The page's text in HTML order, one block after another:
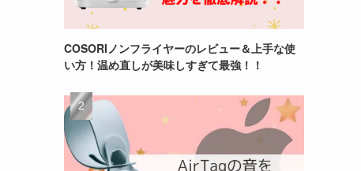
COSORIノンフライヤーのレビュー＆上手な使
い方！温め直しが美味しすぎて最強！！